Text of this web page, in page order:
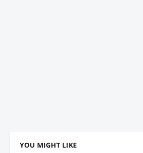
YOU MIGHT LIKE